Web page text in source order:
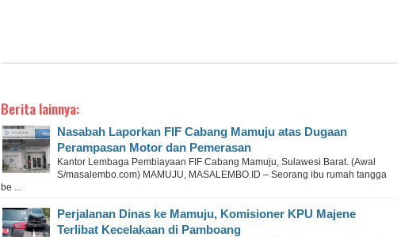
Berita lainnya:
Nasabah Laporkan FIF Cabang Mamuju atas Dugaan
Perampasan Motor dan Pemerasan
Kantor Lembaga Pembiayaan FIF Cabang Mamuju, Sulawesi Barat. (Awal
S/masalembo.com) MAMUJU, MASALEMBO.ID – Seorang ibu rumah tangga
be ...
Perjalanan Dinas ke Mamuju, Komisioner KPU Majene
Terlibat Kecelakaan di Pamboang